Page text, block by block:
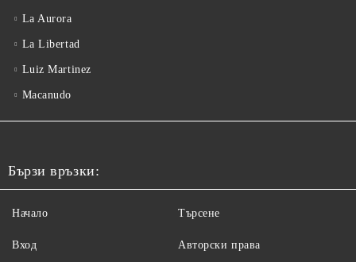
La Aurora
La Libertad
Luiz Martinez
Macanudo
Бързи връзки:
Начало
Вход
Търсене
Авторски права